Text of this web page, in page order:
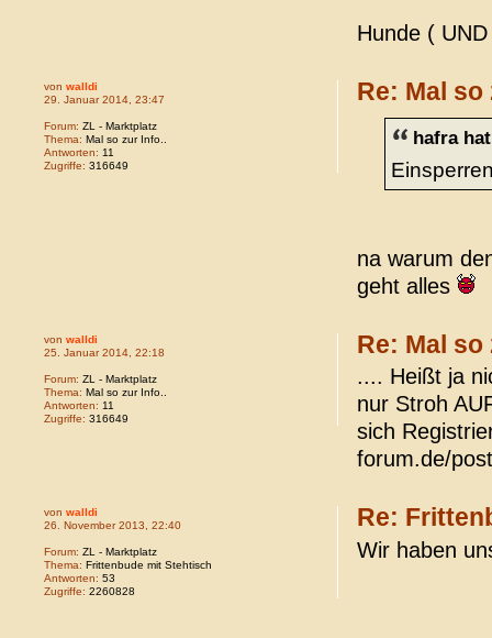
Hunde (
Re: Mal so
hafra
na warum
geht alles
von walldi
29. Januar 2014, 23:47
Forum: ZL - Marktplatz
Thema: Mal so zur Info..
Antworten: 11
Zugriffe: 316649
Re: Mal so
.... Heißt ja
nur Stroh
sich
forum.de/
von walldi
25. Januar 2014, 22:18
Forum: ZL - Marktplatz
Thema: Mal so zur Info..
Antworten: 11
Zugriffe: 316649
Re:
Wir haben
von walldi
26. November 2013, 22:40
Forum: ZL - Marktplatz
Thema: Frittenbude mit Stehtisch
Antworten: 53
Zugriffe: 2260828